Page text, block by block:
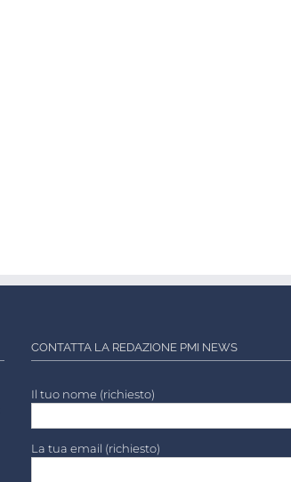
CONTATTA LA REDAZIONE PMI NEWS
Il tuo nome (richiesto)
La tua email (richiesto)